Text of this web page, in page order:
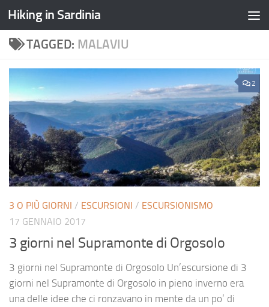
Hiking in Sardinia
TAGGED: MALAVIU
2
3 O PIÙ GIORNI / ESCURSIONI / ESCURSIONISMO
17 GENNAIO 2017
3 giorni nel Supramonte di Orgosolo
3 giorni nel Supramonte di Orgosolo Un’escursione di 3
giorni nel Supramonte di Orgosolo in pieno inverno era
una delle idee che ci ronzavano in mente da un po’ di